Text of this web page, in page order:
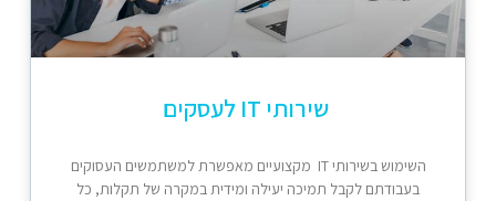
שירותי IT לעסקים
השימוש בשירותי IT מקצועיים מאפשרת למשתמשים העסוקים
בעבודתם לקבל תמיכה יעילה ומידית במקרה של תקלות, כל